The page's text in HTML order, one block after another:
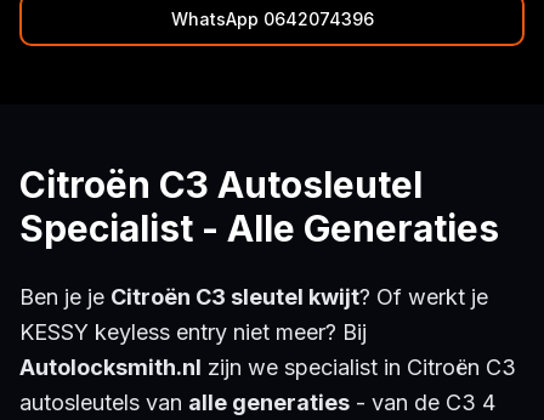
WhatsApp 0642074396
Citroën C3 Autosleutel
Specialist - Alle Generaties
Ben je je Citroën C3 sleutel kwijt? Of werkt je
KESSY keyless entry niet meer? Bij
Autolocksmith.nl zijn we specialist in Citroën C3
autosleutels van alle generaties - van de C3 4